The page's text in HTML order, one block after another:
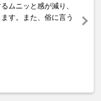
ムニッと感が減り、
す。また、俗に言う